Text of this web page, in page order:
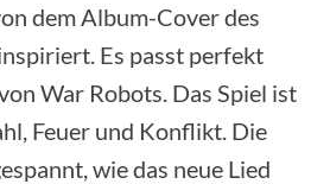
dem Album-Cover des
Es passt perfekt
War Robots. Das Spiel ist
Feuer und Konflikt. Die
wie das neue Lied